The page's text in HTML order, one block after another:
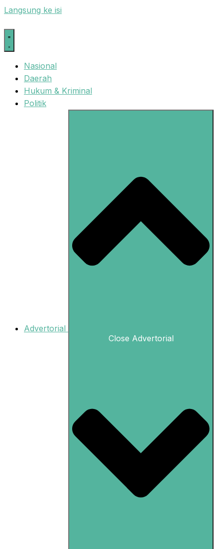
Langsung ke isi
Nasional
Daerah
Hukum & Kriminal
Politik
Advertorial
Close Advertorial